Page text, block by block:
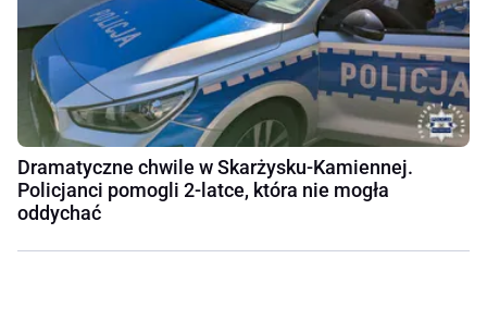
Dramatyczne chwile w Skarżysku-Kamiennej.
Policjanci pomogli 2-latce, która nie mogła
oddychać